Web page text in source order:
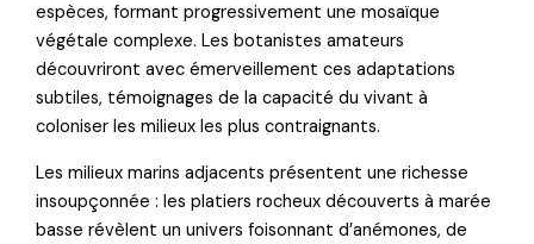
espèces, formant progressivement une mosaïque
végétale complexe. Les botanistes amateurs
découvriront avec émerveillement ces adaptations
subtiles, témoignages de la capacité du vivant à
coloniser les milieux les plus contraignants.
Les milieux marins adjacents présentent une richesse
insoupçonnée : les platiers rocheux découverts à marée
basse révèlent un univers foisonnant d’anémones, de